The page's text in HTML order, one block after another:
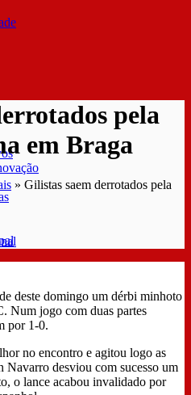
pela
em Braga
» Gilistas saem derrotados pela
deste domingo um dérbi minhoto
Num jogo com duas partes
por 1-0.
no encontro e agitou logo as
Navarro desviou com sucesso um
o lance acabou invalidado por